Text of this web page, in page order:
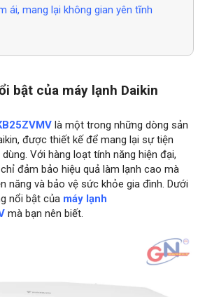
ái, mang lại không gian yên tĩnh
bật của máy lạnh Daikin
là một trong những dòng sản
được thiết kế để mang lại sự tiện
Với hàng loạt tính năng hiện đại,
đảm bảo hiệu quả làm lạnh cao mà
năng và bảo vệ sức khỏe gia đình. Dưới
nổi bật của máy lạnh
mà bạn nên biết.